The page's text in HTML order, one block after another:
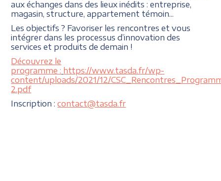
aux échanges dans des lieux inédits : entreprise,
magasin, structure, appartement témoin...
Les objectifs ? Favoriser les rencontres et vous
intégrer dans les processus d’innovation des
services et produits de demain !
Découvrez le
programme : https://www.tasda.fr/wp-
content/uploads/2021/12/
2.pdf
Inscription :contact@tasda.fr